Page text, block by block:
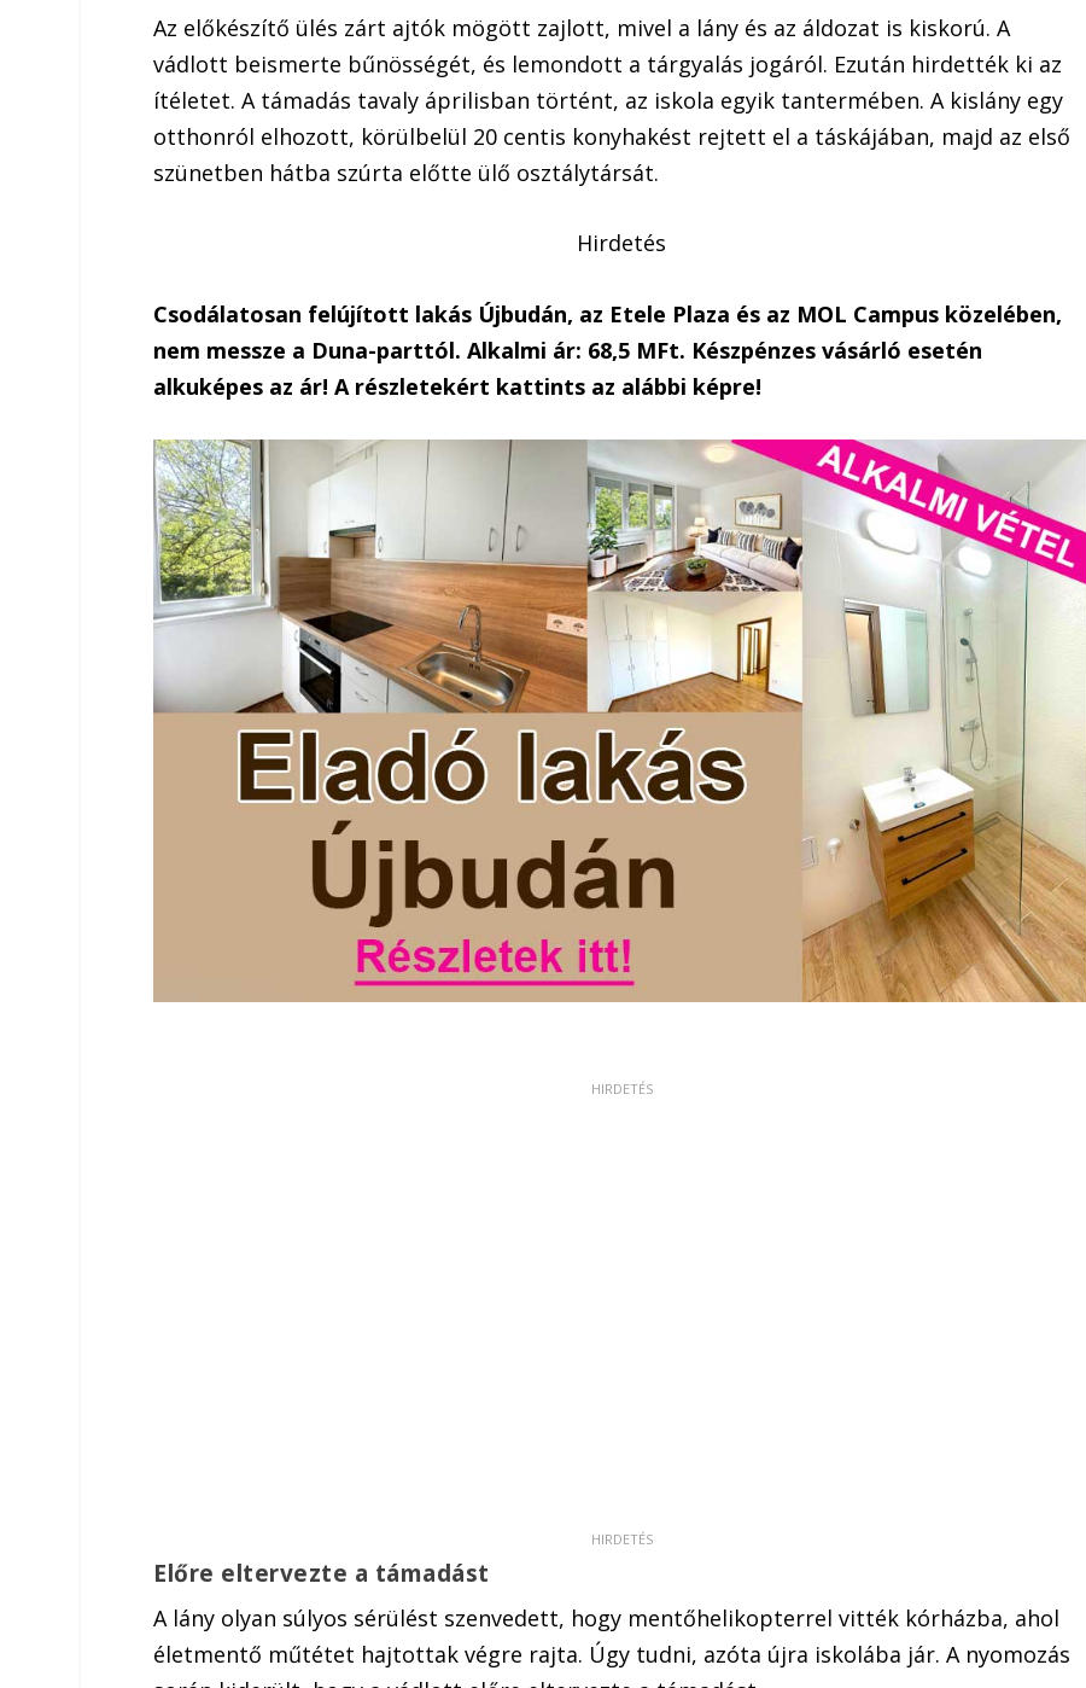
Az előkészítő ülés zárt ajtók mögött zajlott, mivel a lány és az áldozat is kiskorú. A
vádlott beismerte bűnösségét, és lemondott a tárgyalás jogáról. Ezután hirdették ki az
ítéletet. A támadás tavaly áprilisban történt, az iskola egyik tantermében. A kislány egy
otthonról elhozott, körülbelül 20 centis konyhakést rejtett el a táskájában, majd az első
szünetben hátba szúrta előtte ülő osztálytársát.
Hirdetés
Csodálatosan felújított lakás Újbudán, az Etele Plaza és az MOL Campus közelében,
nem messze a Duna-parttól. Alkalmi ár: 68,5 MFt. Készpénzes vásárló esetén
alkuképes az ár! A részletekért kattints az alábbi képre!
Előre eltervezte a támadást
A lány olyan súlyos sérülést szenvedett, hogy mentőhelikopterrel vitték kórházba, ahol
életmentő műtétet hajtottak végre rajta. Úgy tudni, azóta újra iskolába jár. A nyomozás